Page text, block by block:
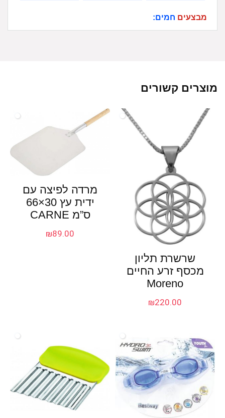
מבצעים חמים:
מוצרים קשורים
שרשרת תליון
מכסף זרע החיים
Moreno
₪220.00
מרדה לפיצה עם
ידית עץ 30×66
ס”מ CARNE
₪89.00